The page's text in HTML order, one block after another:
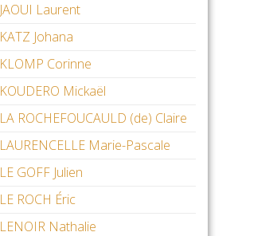
JAOUI Laurent
KATZ Johana
KLOMP Corinne
KOUDERO Mickaël
LA ROCHEFOUCAULD (de) Claire
LAURENCELLE Marie-Pascale
LE GOFF Julien
LE ROCH Éric
LENOIR Nathalie